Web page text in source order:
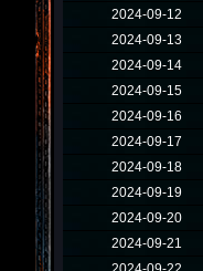
2024-09-12
2024-09-13
2024-09-14
2024-09-15
2024-09-16
2024-09-17
2024-09-18
2024-09-19
2024-09-20
2024-09-21